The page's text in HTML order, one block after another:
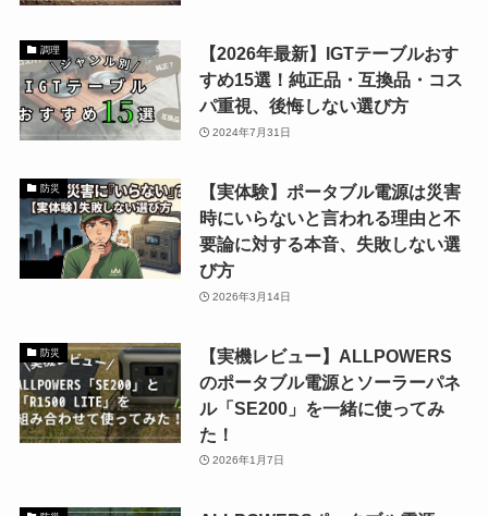
調理
【2026年最新】IGTテーブルおす
すめ15選！純正品・互換品・コス
パ重視、後悔しない選び方
2024年7月31日
防災
【実体験】ポータブル電源は災害
時にいらないと言われる理由と不
要論に対する本音、失敗しない選
び方
2026年3月14日
防災
【実機レビュー】ALLPOWERS
のポータブル電源とソーラーパネ
ル「SE200」を一緒に使ってみ
た！
2026年1月7日